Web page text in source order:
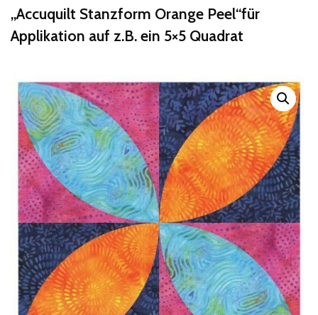
„Accuquilt Stanzform Orange Peel“für
Applikation auf z.B. ein 5×5 Quadrat